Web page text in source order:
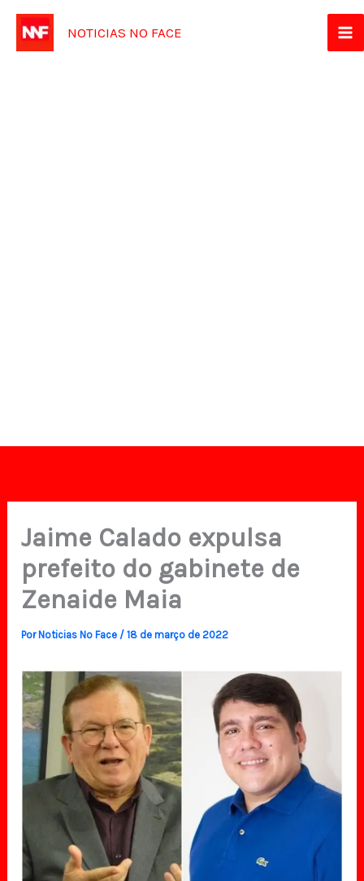
para
NOTICIAS NO FACE
Jaime Calado expulsa
prefeito do gabinete de
Zenaide Maia
PorNoticias No Face /18 de março de 2022